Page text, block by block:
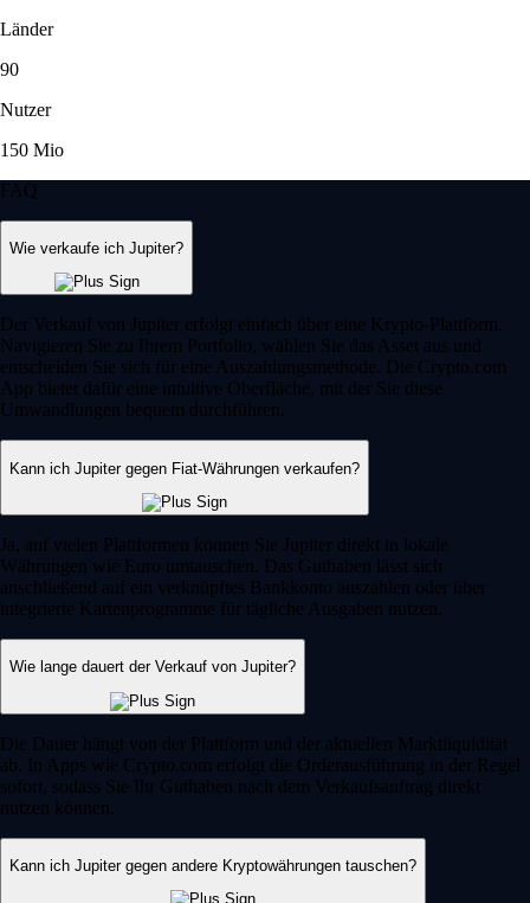
Länder
90
Nutzer
150 Mio
FAQ
Wie verkaufe ich Jupiter?
Der Verkauf von Jupiter erfolgt einfach über eine Krypto-Plattform.
Navigieren Sie zu Ihrem Portfolio, wählen Sie das Asset aus und
entscheiden Sie sich für eine Auszahlungsmethode. Die Crypto.com
App bietet dafür eine intuitive Oberfläche, mit der Sie diese
Umwandlungen bequem durchführen.
Kann ich Jupiter gegen Fiat-Währungen verkaufen?
Ja, auf vielen Plattformen können Sie Jupiter direkt in lokale
Währungen wie Euro umtauschen. Das Guthaben lässt sich
anschließend auf ein verknüpftes Bankkonto auszahlen oder über
integrierte Kartenprogramme für tägliche Ausgaben nutzen.
Wie lange dauert der Verkauf von Jupiter?
Die Dauer hängt von der Plattform und der aktuellen Marktliquidität
ab. In Apps wie Crypto.com erfolgt die Orderausführung in der Regel
sofort, sodass Sie Ihr Guthaben nach dem Verkaufsauftrag direkt
nutzen können.
Kann ich Jupiter gegen andere Kryptowährungen tauschen?